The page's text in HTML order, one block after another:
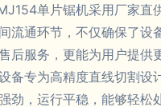
单片锯机采用厂家直
流通环节，不仅确保了设
后服务，更能为用户提供
备专为高精度直线切割设
劲，运行平稳，能够轻松